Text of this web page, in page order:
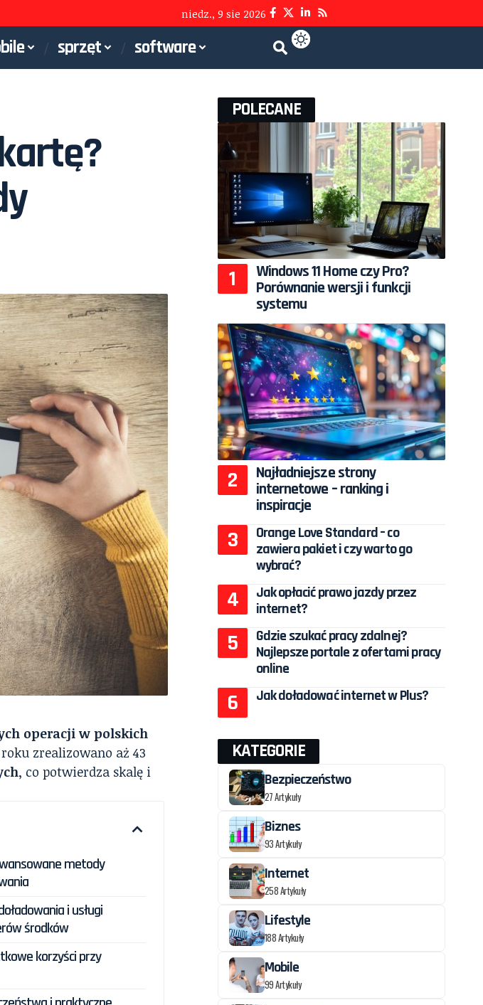
niedz., 9 sie 2026
sprzęt software
operacji w polskich
zrealizowano aż 43
, co potwierdza skalę i
metody
i usługi
środków
korzyści przy
POLECANE
Windows 11 Home czy Pro?
Porównanie wersji i funkcji
systemu
Najładniejsze strony
internetowe – ranking i
inspiracje
Orange Love Standard – co
zawiera pakiet i czy warto go
wybrać?
Jak opłacić prawo jazdy przez
internet?
Gdzie szukać pracy zdalnej?
Najlepsze portale z ofertami pracy
online
Jak doładować internet w Plus?
KATEGORIE
Bezpieczeństwo
27 Artykuły
Biznes
93 Artykuły
Internet
258 Artykuły
Lifestyle
188 Artykuły
Mobile
99 Artykuły